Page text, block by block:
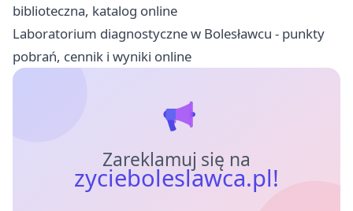
biblioteczna, katalog online
Laboratorium diagnostyczne w Bolesławcu - punkty
pobrań, cennik i wyniki online
Zareklamuj się na
zycieboleslawca.pl!